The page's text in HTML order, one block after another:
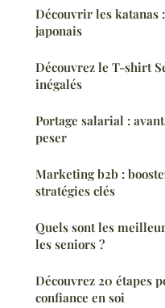
Découvrir les katanas
japonais
Découvrez le T-shirt
inégalés
Portage salarial :
peser
Marketing b2b :
stratégies clés
Quels sont les
les seniors ?
Découvrez 20 étapes
confiance en soi